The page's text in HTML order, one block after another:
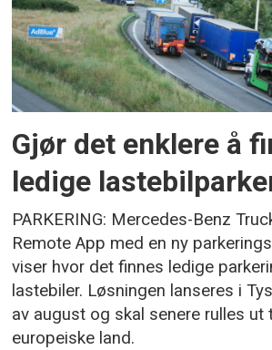
Gjør det enklere å
ledige
PARKERING: Mercedes-Benz
Remote App med en ny
viser hvor det finnes ledige
lastebiler. Løsningen lanseres i
av august og skal senere rulles ut
europeiske land.